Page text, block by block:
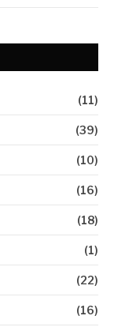
(11)
(39)
(10)
(16)
(18)
(1)
(22)
(16)